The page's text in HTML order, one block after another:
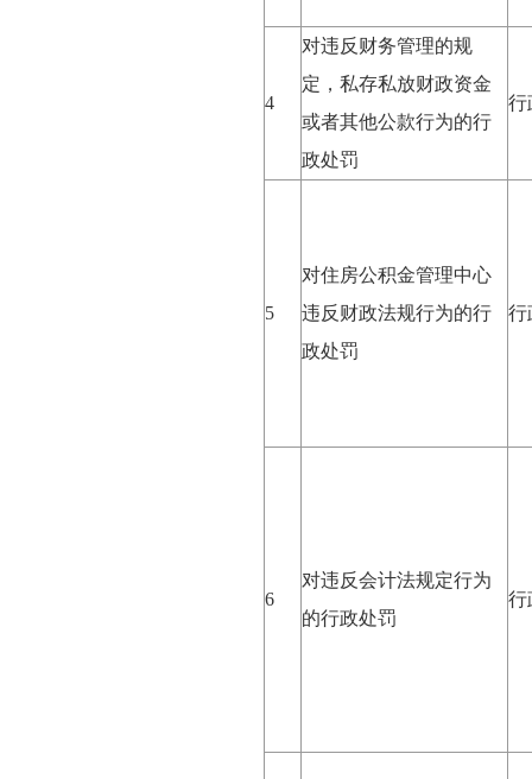
4
对违反财务管理的规
定，私存私放财政资金
或者其他公款行为的行
政处罚
行
5
对住房公积金管理中心
违反财政法规行为的行
政处罚
行
6
对违反会计法规定行为
的行政处罚
行